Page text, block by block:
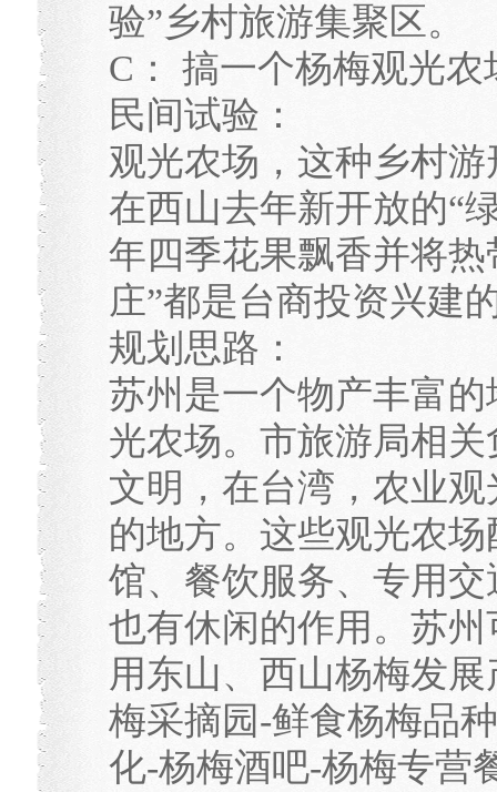
验”乡村旅游集聚区。
C： 搞一个杨梅观光农
民间试验：
观光农场，这种乡村
在西山去年新开放的“
年四季花果飘香并将
庄”都是台商投资兴建
规划思路：
苏州是一个物产丰富
光农场。市旅游局相
文明，在台湾，农业
的地方。这些观光农
馆、餐饮服务、专用
也有休闲的作用。苏
用东山、西山杨梅发
梅采摘园-鲜食杨梅品
化-杨梅酒吧-杨梅专营